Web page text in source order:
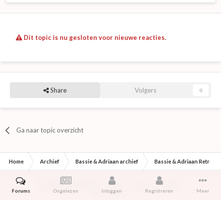
Dit topic is nu gesloten voor nieuwe reacties.
Share Volgers 0
Ga naar topic overzicht
Home Archief Bassie & Adriaan archief Bassie & Adriaan
IPS Themeby Taal
Cookies
Retroforum
Forums Ongelezen Inloggen Registreren Meer